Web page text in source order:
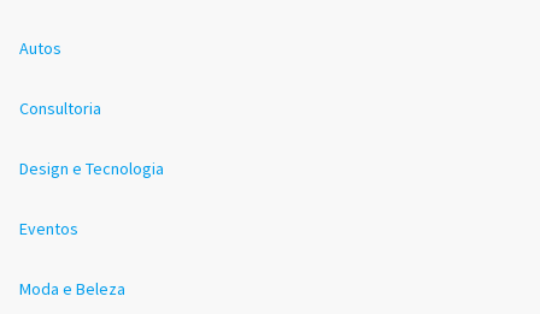
Autos
Consultoria
Design e Tecnologia
Eventos
Moda e Beleza